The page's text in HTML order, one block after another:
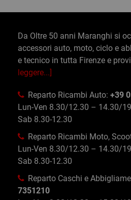
Da Oltre 50 anni Maranghi si
accessori auto, moto, ciclo e
e tecnico in tutta Firenze e
leggere...]
Reparto Ricambi Auto: +39
Lun-Ven 8.30/12.30 – 14.30/
Sab 8.30-12.30
Reparto Ricambi Moto,
Lun-Ven 8.30/12.30 – 14.30/
Sab 8.30-12.30
Reparto Caschi e
7351210